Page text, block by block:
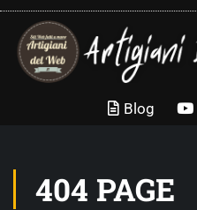
Blog
404 PAGE